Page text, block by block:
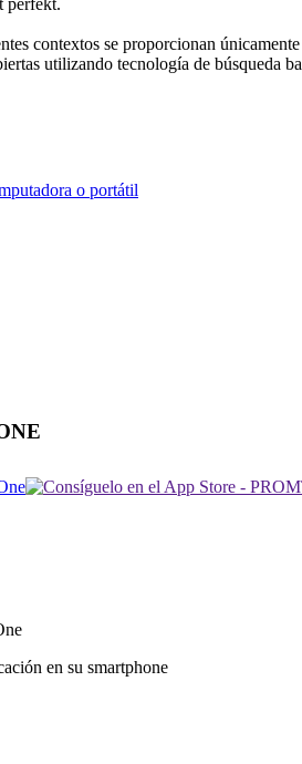
perfekt.
contextos se proporcionan
utilizando tecnología de
o portátil
en su smartphone